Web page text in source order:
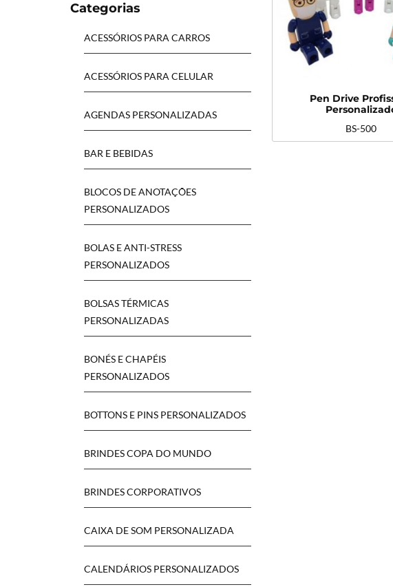
Categorias
ACESSÓRIOS PARA CARROS
ACESSÓRIOS PARA CELULAR
AGENDAS PERSONALIZADAS
BAR E BEBIDAS
BLOCOS DE ANOTAÇÕES
PERSONALIZADOS
BOLAS E ANTI-STRESS
PERSONALIZADOS
BOLSAS TÉRMICAS
PERSONALIZADAS
BONÉS E CHAPÉIS
PERSONALIZADOS
BOTTONS E PINS PERSONALIZADOS
BRINDES COPA DO MUNDO
BRINDES CORPORATIVOS
CAIXA DE SOM PERSONALIZADA
CALENDÁRIOS PERSONALIZADOS
Pen Drive
BS-500